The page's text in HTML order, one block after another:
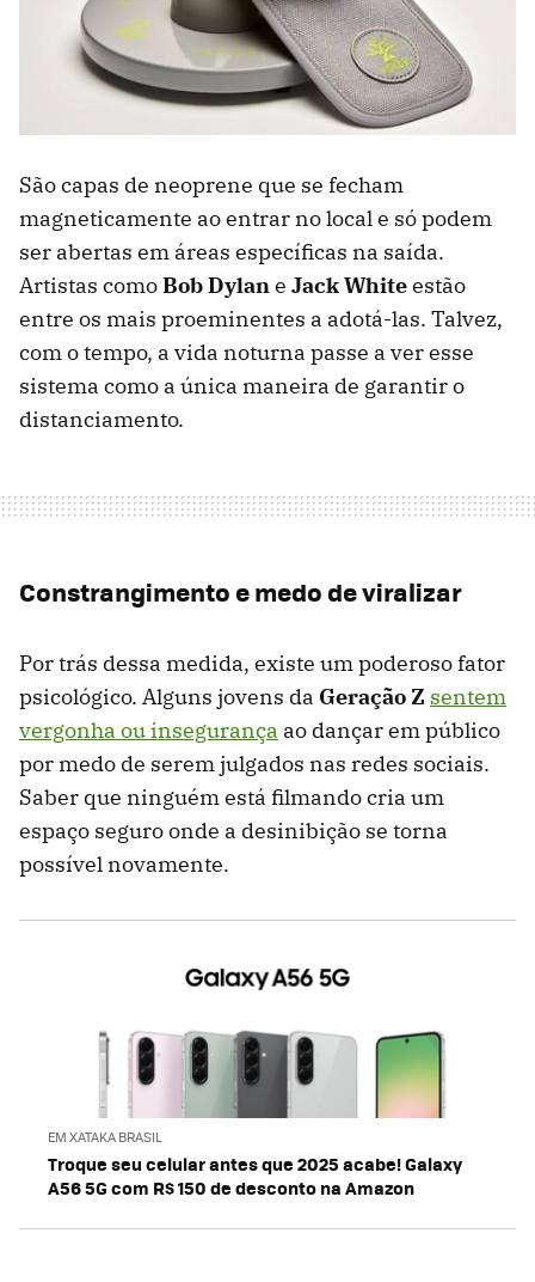
São capas de neoprene que se fecham
magneticamente ao entrar no local e só podem
ser abertas em áreas específicas na saída.
Artistas comoBob Dylane Jack Whiteestão
entre os mais proeminentes a adotá-las. Talvez,
com o tempo, a vida noturna passe a ver esse
sistema como a única maneira de garantir o
distanciamento.
Constrangimento e medo de viralizar
Por trás dessa medida, existe um poderoso fator
psicológico. Alguns jovens da Geração Z sentem
vergonha ou insegurança ao dançar em público
por medo de serem julgados nas redes sociais.
Saber que ninguém está filmando cria um
espaço seguro onde a desinibição se torna
possível novamente.
EM XATAKA BRASIL
Troque seu celular antes que 2025 acabe! Galaxy
A56 5G com R$ 150 de desconto na Amazon